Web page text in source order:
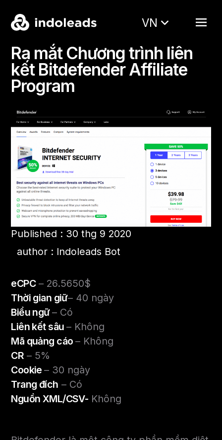
VN
Ra mắt Chương trình liên
kết Bitdefender Affiliate
Program
Published : 30 thg 9 2020
author : Indoleads Bot
eCPC– 26.5650$
Thời gian giữ– 40 ngày
Biểu ngữ– Có
Liên kết sâu – Không
Mã quảng cáo – Không
CR – 5%
Cookie– 30 ngày
Trang đích – Có
Nguồn XML/CSV- Không